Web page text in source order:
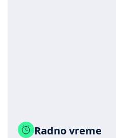
Radno vreme